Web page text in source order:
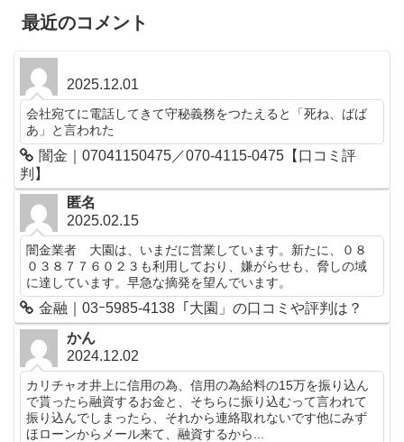
最近のコメント
2025.12.01
会社宛てに電話してきて守秘義務をつたえると「死ね、ばば
あ」と言われた
闇金｜07041150475／070-4115-0475【口コミ評
判】
匿名
2025.02.15
闇金業者 大園は、いまだに営業しています。新たに、０８
０３８７７６０２３も利用しており、嫌がらせも、脅しの域
に達しています。早急な摘発を望んでいます。
金融｜03ｰ5985-4138「大園」の口コミや評判は？
かん
2024.12.02
カリチャオ井上に信用の為、信用の為給料の15万を振り込ん
で貰ったら融資するお金と、そちらに振り込むって言われて
振り込んでしまったら、それから連絡取れないです他にみず
ほローンからメール来て、融資するから...